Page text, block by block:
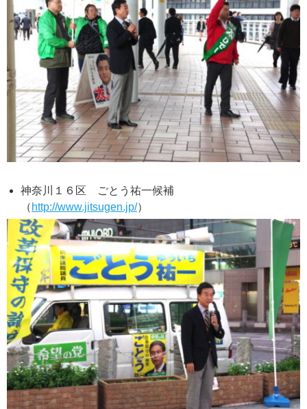
神奈川１６区 ごとう祐一候補
（ http://www.jitsugen.jp/）